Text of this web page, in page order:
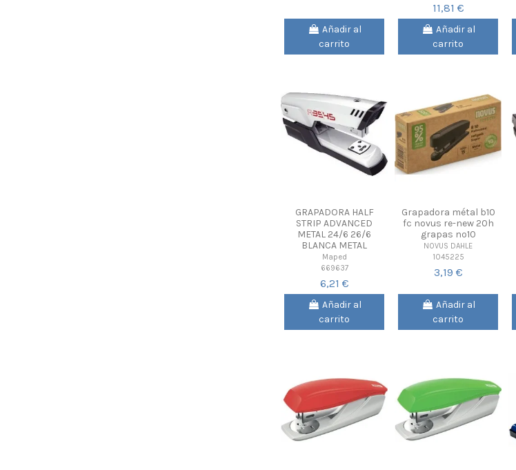
Añadir al
carrito
11,81 €
Añadir al
carrito
GRAPADORA HALF
STRIP ADVANCED
METAL 24/6 26/6
BLANCA METAL
Maped
669637
6,21 €
Añadir al
carrito
Grapadora métal b10
fc novus re-new 20h
grapas nº10
NOVUS DAHLE
1045225
3,19 €
Añadir al
carrito